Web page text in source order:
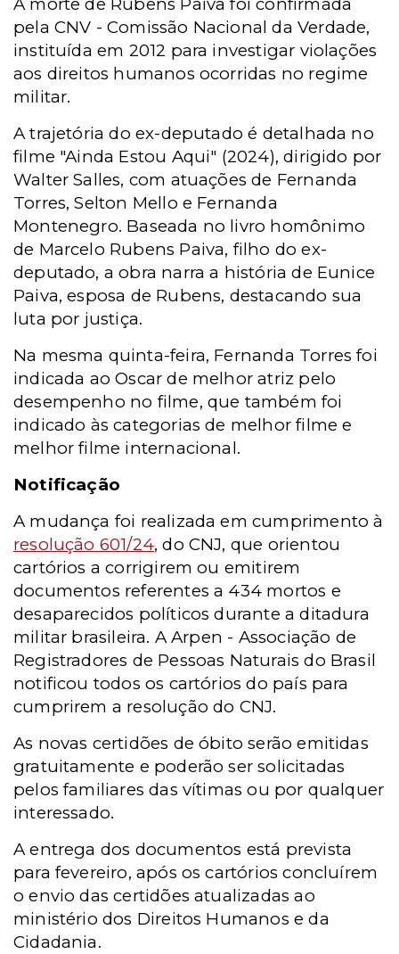
pela CNV - Comissão Nacional da Verdade,
instituída em 2012 para investigar violações
aos direitos humanos ocorridas no regime
militar.
A trajetória do ex-deputado é detalhada no
filme "Ainda Estou Aqui" (2024), dirigido por
Walter Salles, com atuações de Fernanda
Torres, Selton Mello e Fernanda
Montenegro. Baseada no livro homônimo
de Marcelo Rubens Paiva, filho do ex-
deputado, a obra narra a história de Eunice
Paiva, esposa de Rubens, destacando sua
luta por justiça.
Na mesma quinta-feira, Fernanda Torres foi
indicada ao Oscar de melhor atriz pelo
desempenho no filme, que também foi
indicado às categorias de melhor filme e
melhor filme internacional.
Notificação
A mudança foi realizada em cumprimento à
resolução 601/24, do CNJ, que orientou
cartórios a corrigirem ou emitirem
documentos referentes a 434 mortos e
desaparecidos políticos durante a ditadura
militar brasileira. A Arpen - Associação de
Registradores de Pessoas Naturais do Brasil
notificou todos os cartórios do país para
cumprirem a resolução do CNJ.
As novas certidões de óbito serão emitidas
gratuitamente e poderão ser solicitadas
pelos familiares das vítimas ou por qualquer
interessado.
A entrega dos documentos está prevista
para fevereiro, após os cartórios concluírem
o envio das certidões atualizadas ao
ministério dos Direitos Humanos e da
Cidadania.